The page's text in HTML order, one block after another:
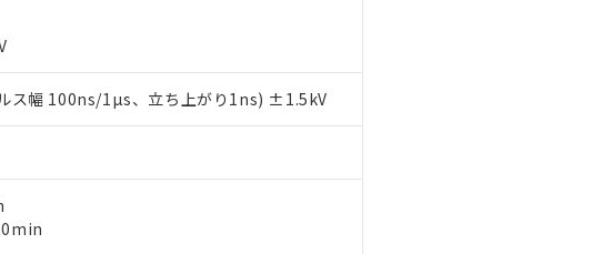
ス幅 100ns/1µs、立ち上がり1ns) ±1.5kV
に関するお客様との取引・商談に必要な範囲で利用することをご了承くだ
"個人情報の共同利用に関して"
の「1.共同利用者の範囲」に記載されて
ドすることができます。
有証明書
）
テル類４物質の対応では、対応完了までの期間は出荷製品に未対応品が
を記載しておりました。
を完了していることから、特段のことがない限り、2022年1月12日よ
門へお問い合わせください。